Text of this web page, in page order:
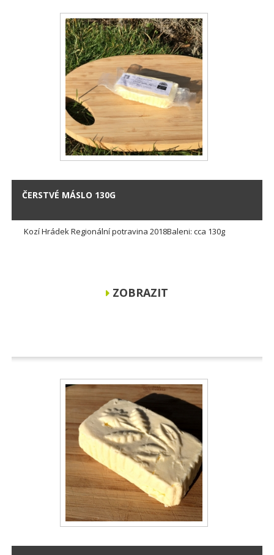
ČERSTVÉ MÁSLO 130G
Kozí Hrádek Regionální potravina 2018Baleni: cca 130g
ZOBRAZIT